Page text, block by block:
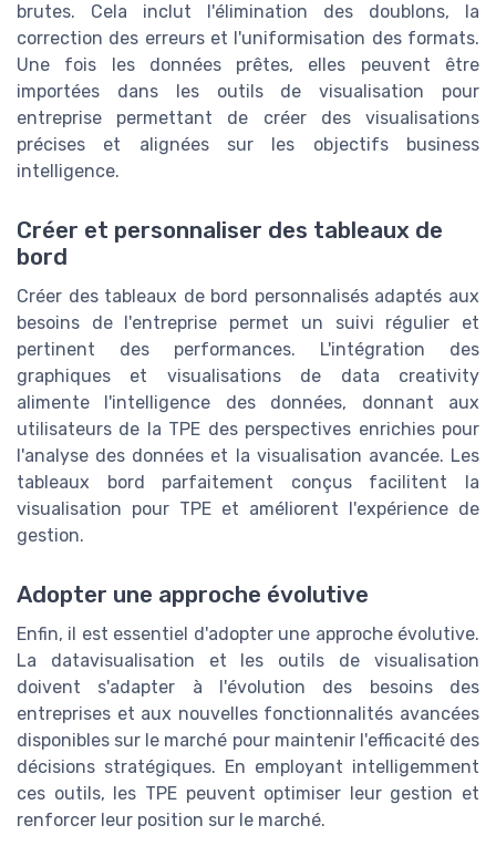
brutes. Cela inclut l'élimination des doublons, la
correction des erreurs et l'uniformisation des formats.
Une fois les données prêtes, elles peuvent être
importées dans les outils de visualisation pour
entreprise permettant de créer des visualisations
précises et alignées sur les objectifs business
intelligence.
Créer et personnaliser des tableaux de
bord
Créer des tableaux de bord personnalisés adaptés aux
besoins de l'entreprise permet un suivi régulier et
pertinent des performances. L'intégration des
graphiques et visualisations de data creativity
alimente l'intelligence des données, donnant aux
utilisateurs de la TPE des perspectives enrichies pour
l'analyse des données et la visualisation avancée. Les
tableaux bord parfaitement conçus facilitent la
visualisation pour TPE et améliorent l'expérience de
gestion.
Adopter une approche évolutive
Enfin, il est essentiel d'adopter une approche évolutive.
La datavisualisation et les outils de visualisation
doivent s'adapter à l'évolution des besoins des
entreprises et aux nouvelles fonctionnalités avancées
disponibles sur le marché pour maintenir l'efficacité des
décisions stratégiques. En employant intelligemment
ces outils, les TPE peuvent optimiser leur gestion et
renforcer leur position sur le marché.